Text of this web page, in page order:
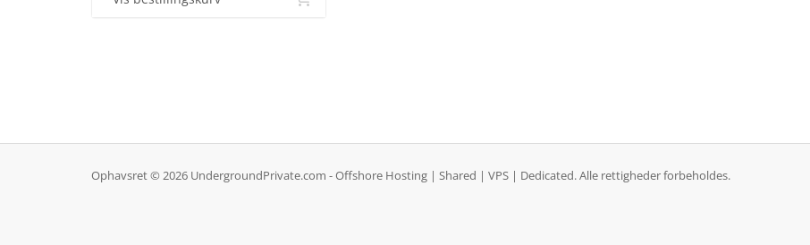
Ophavsret © 2026 UndergroundPrivate.com - Offshore Hosting | Shared | VPS | Dedicated. Alle rettigheder forbeholdes.